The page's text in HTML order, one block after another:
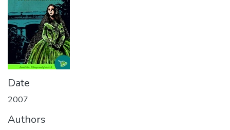
Date
2007
Authors